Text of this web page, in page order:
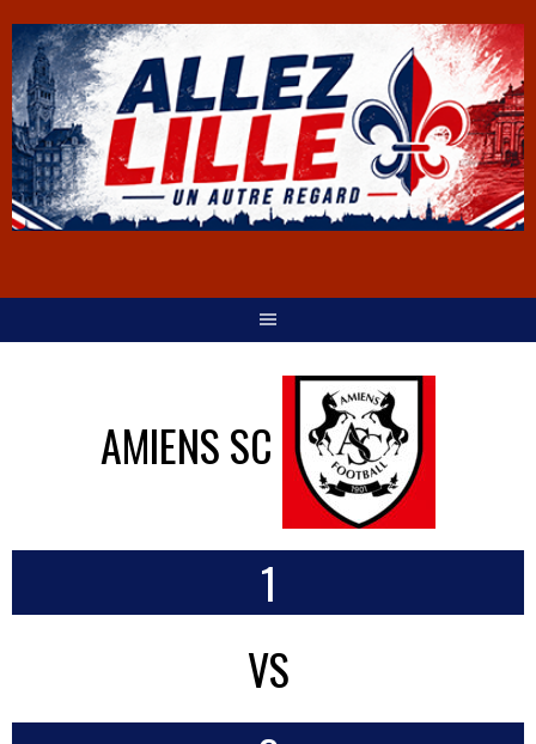
AMIENS SC
1
VS